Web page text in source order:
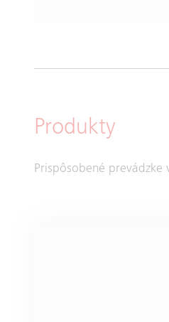
Produkty
Prispôsobené